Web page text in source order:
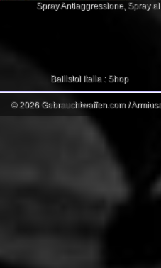
Spray Antiaggressione, Spray
Ballistol Italia : Shop
© 2026 Gebrauchtwaffen.com /